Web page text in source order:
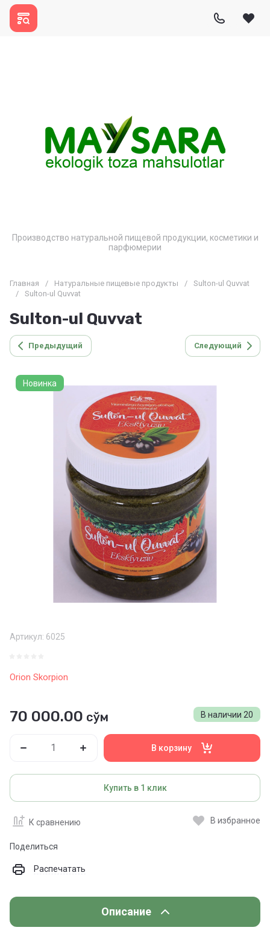
Производство натуральной пищевой продукции, косметики и
парфюмерии
Главная / Натуральные пищевые продукты /
Sulton-ul Quvvat
/
Sulton-ul Quvvat
Sulton-ul Quvvat
Предыдущий Следующий
Новинка
Артикул: 6025
Orion Skorpion
В наличии 20
70 000.00 сўм
В корзину
Купить в 1 клик
К сравнению В избранное
Поделиться
Распечатать
Описание